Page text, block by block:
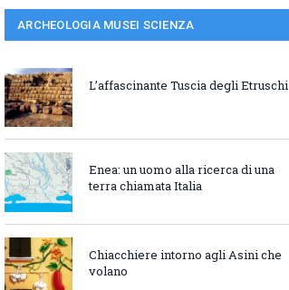
ARCHEOLOGIA MUSEI SCIENZA
L’affascinante Tuscia degli Etruschi
Enea: un uomo alla ricerca di una
terra chiamata Italia
Chiacchiere intorno agli Asini che
volano